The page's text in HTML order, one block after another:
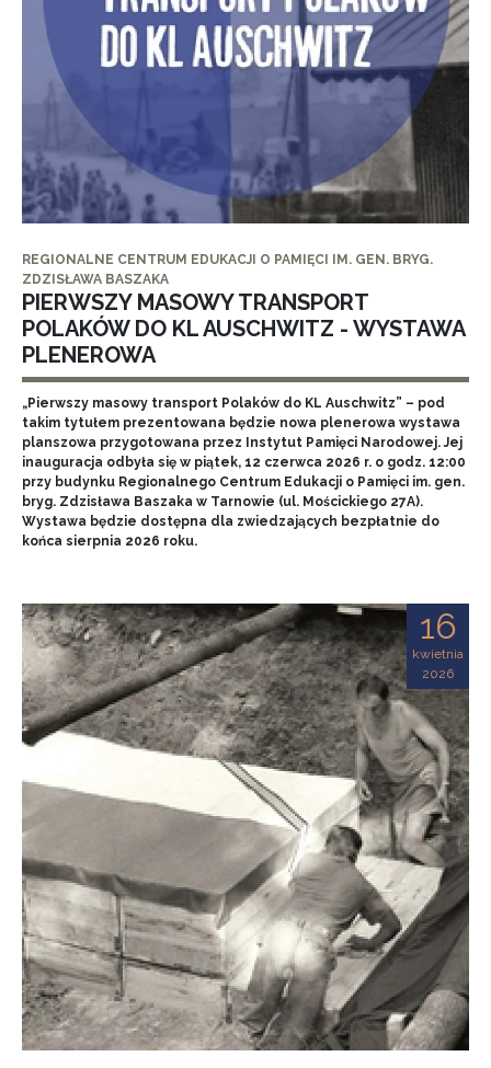
REGIONALNE CENTRUM EDUKACJI O PAMIĘCI IM. GEN. BRYG.
ZDZISŁAWA BASZAKA
PIERWSZY MASOWY TRANSPORT
POLAKÓW DO KL AUSCHWITZ - WYSTAWA
PLENEROWA
„Pierwszy masowy transport Polaków do KL Auschwitz” – pod
takim tytułem prezentowana będzie nowa plenerowa wystawa
planszowa przygotowana przez Instytut Pamięci Narodowej. Jej
inauguracja odbyła się w piątek, 12 czerwca 2026 r. o godz. 12:00
przy budynku Regionalnego Centrum Edukacji o Pamięci im. gen.
bryg. Zdzisława Baszaka w Tarnowie (ul. Mościckiego 27A).
Wystawa będzie dostępna dla zwiedzających bezpłatnie do
końca sierpnia 2026 roku.
16
kwietnia
2026